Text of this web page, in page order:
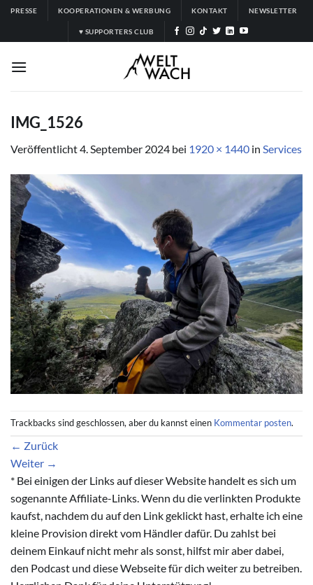
Zum
springen
PRESSE KOOPERATIONEN & WERBUNG KONTAKT NEWSLETTER
♥ SUPPORTERS CLUB
IMG_1526
Veröffentlicht4. September 2024 bei 1920 × 1440 in Services
Trackbacks sind geschlossen, aber du kannst einen Kommentar posten.
← Zurück
Weiter →
* Bei einigen der Links auf dieser Website handelt es sich um
sogenannte Affiliate-Links. Wenn du die verlinkten Produkte
kaufst, nachdem du auf den Link geklickt hast, erhalte ich eine
kleine Provision direkt vom Händler dafür. Du zahlst bei
deinem Einkauf nicht mehr als sonst, hilfst mir aber dabei,
den Podcast und diese Webseite für dich weiter zu betreiben.